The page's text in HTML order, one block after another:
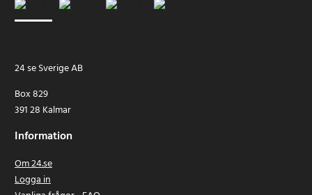
24 se Sverige AB
Box 829
391 28 Kalmar
Information
Om 24.se
Logga in